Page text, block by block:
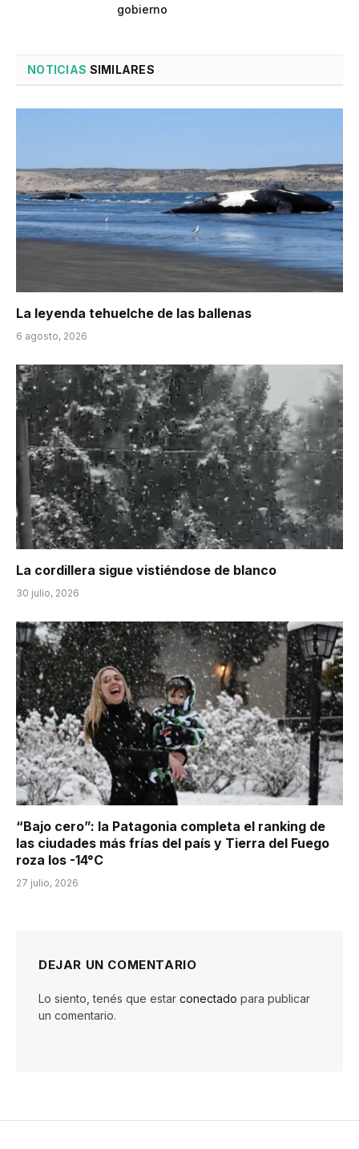
gobierno
NOTICIAS SIMILARES
La leyenda tehuelche de las ballenas
6 agosto, 2026
La cordillera sigue vistiéndose de blanco
30 julio, 2026
“Bajo cero”: la Patagonia completa el ranking de
las ciudades más frías del país y Tierra del Fuego
roza los -14°C
27 julio, 2026
DEJAR UN COMENTARIO
Lo siento, tenés que estar conectado para publicar
un comentario.